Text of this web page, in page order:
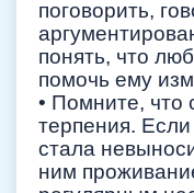
поговорить,
понять, что
помочь ему
• Помните, что
терпения.
стала
ним